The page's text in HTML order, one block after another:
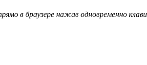
в браузере нажав одновременно